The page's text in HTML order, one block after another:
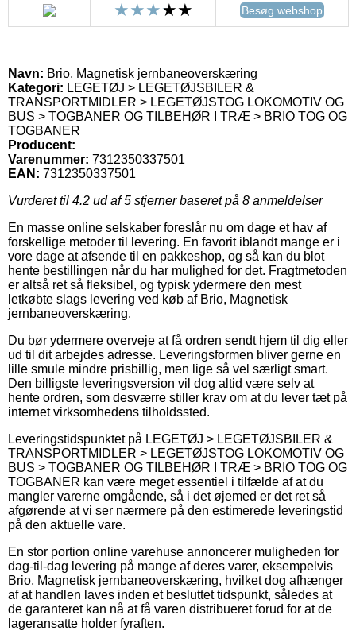
Besøg webshop
Navn: Brio, Magnetisk jernbaneoverskæring
Kategori: LEGETØJ > LEGETØJSBILER &
TRANSPORTMIDLER > LEGETØJSTOG LOKOMOTIV OG
BUS > TOGBANER OG TILBEHØR I TRÆ > BRIO TOG OG
TOGBANER
Producent:
Varenummer: 7312350337501
EAN: 7312350337501
Vurderet til 4.2 ud af 5 stjerner baseret på 8 anmeldelser
En masse online selskaber foreslår nu om dage et hav af
forskellige metoder til levering. En favorit iblandt mange er i
vore dage at afsende til en pakkeshop, og så kan du blot
hente bestillingen når du har mulighed for det. Fragtmetoden
er altså ret så fleksibel, og typisk ydermere den mest
letkøbte slags levering ved køb af Brio, Magnetisk
jernbaneoverskæring.
Du bør ydermere overveje at få ordren sendt hjem til dig eller
ud til dit arbejdes adresse. Leveringsformen bliver gerne en
lille smule mindre prisbillig, men lige så vel særligt smart.
Den billigste leveringsversion vil dog altid være selv at
hente ordren, som desværre stiller krav om at du lever tæt på
internet virksomhedens tilholdssted.
Leveringstidspunktet på LEGETØJ > LEGETØJSBILER &
TRANSPORTMIDLER > LEGETØJSTOG LOKOMOTIV OG
BUS > TOGBANER OG TILBEHØR I TRÆ > BRIO TOG OG
TOGBANER kan være meget essentiel i tilfælde af at du
mangler varerne omgående, så i det øjemed er det ret så
afgørende at vi ser nærmere på den estimerede leveringstid
på den aktuelle vare.
En stor portion online varehuse annoncerer muligheden for
dag-til-dag levering på mange af deres varer, eksempelvis
Brio, Magnetisk jernbaneoverskæring, hvilket dog afhænger
af at handlen laves inden et besluttet tidspunkt, således at
de garanteret kan nå at få varen distribueret forud for at de
lageransatte holder fyraften.